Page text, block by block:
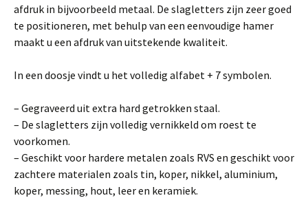
afdruk in bijvoorbeeld metaal. De slagletters zijn zeer goed
te positioneren, met behulp van een eenvoudige hamer
maakt u een afdruk van uitstekende kwaliteit.
In een doosje vindt u het volledig alfabet + 7 symbolen.
– Gegraveerd uit extra hard getrokken staal.
– De slagletters zijn volledig vernikkeld om roest te
voorkomen.
– Geschikt voor hardere metalen zoals RVS en geschikt voor
zachtere materialen zoals tin, koper, nikkel, aluminium,
koper, messing, hout, leer en keramiek.